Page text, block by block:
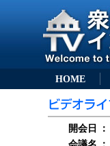
HOME
開会日 ：